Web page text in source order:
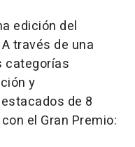
edición del
través de una
categorías
y
de 8
el Gran Premio: